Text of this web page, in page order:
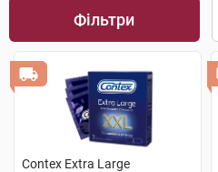
Фільтри
Contex Extra Large